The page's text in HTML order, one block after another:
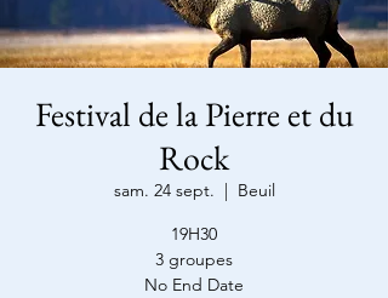
Festival de la Pierre et du
Rock
sam. 24 sept.
  |
Beuil
19H30
3 groupes
No End Date